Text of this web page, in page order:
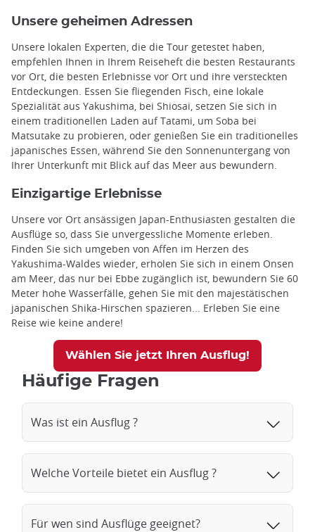
Unsere geheimen Adressen
Unsere lokalen Experten, die die Tour getestet haben,
empfehlen Ihnen in Ihrem Reiseheft die besten Restaurants
vor Ort, die besten Erlebnisse vor Ort und ihre versteckten
Entdeckungen. Essen Sie fliegenden Fisch, eine lokale
Spezialität aus Yakushima, bei Shiosai, setzen Sie sich in
einem traditionellen Laden auf Tatami, um Soba bei
Matsutake zu probieren, oder genießen Sie ein traditionelles
japanisches Essen, während Sie den Sonnenuntergang von
Ihrer Unterkunft mit Blick auf das Meer aus bewundern.
Einzigartige Erlebnisse
Unsere vor Ort ansässigen Japan-Enthusiasten gestalten die
Ausflüge so, dass Sie unvergessliche Momente erleben.
Finden Sie sich umgeben von Affen im Herzen des
Yakushima-Waldes wieder, erholen Sie sich in einem Onsen
am Meer, das nur bei Ebbe zugänglich ist, bewundern Sie 60
Meter hohe Wasserfälle, gehen Sie mit den majestätischen
japanischen Shika-Hirschen spazieren... Erleben Sie eine
Reise wie keine andere!
Wählen Sie jetzt Ihren Ausflug!
Häufige Fragen
Was ist ein Ausflug ?
Welche Vorteile bietet ein Ausflug ?
Für wen sind Ausflüge geeignet?